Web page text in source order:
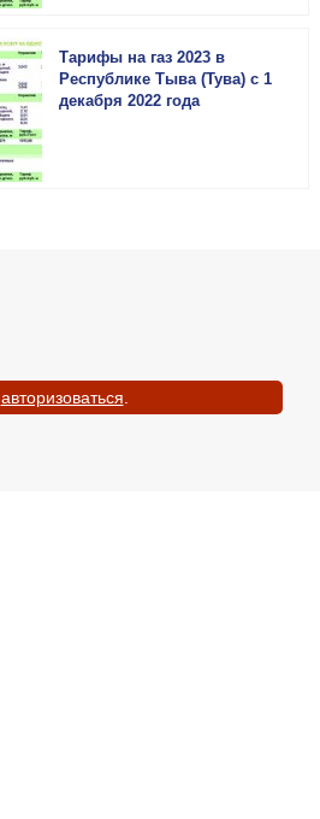
Тарифы на газ 2023 в
Республике Тыва (Тува) с 1
декабря 2022 года
авторизоваться